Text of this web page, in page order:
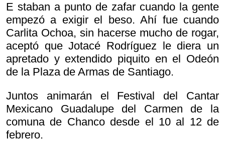
E staban a punto de zafar cuando la gente
empezó a exigir el beso. Ahí fue cuando
Carlita Ochoa, sin hacerse mucho de rogar,
aceptó que Jotacé Rodríguez le diera un
apretado y extendido piquito en el Odeón
de la Plaza de Armas de Santiago.
Juntos animarán el Festival del Cantar
Mexicano Guadalupe del Carmen de la
comuna de Chanco desde el 10 al 12 de
febrero.